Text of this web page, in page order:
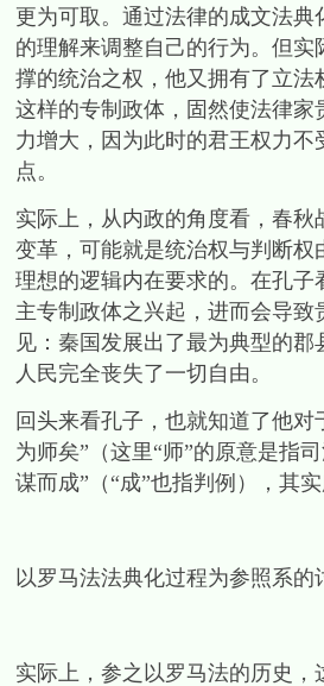
更为可取。通过法律的成文法
的理解来调整自己的行为。但
撑的统治之权，他又拥有了立
这样的专制政体，固然使法律
力增大，因为此时的君王权力
点。
实际上，从内政的角度看，春秋
变革，可能就是统治权与判断
理想的逻辑内在要求的。在孔
主专制政体之兴起，进而会导
见：秦国发展出了最为典型的
人民完全丧失了一切自由。
回头来看孔子，也就知道了他
为师矣”（这里“师”的原意是指
谋而成”（“成”也指判例），其
以罗马法法典化过程为参照系的
实际上，参之以罗马法的历史，